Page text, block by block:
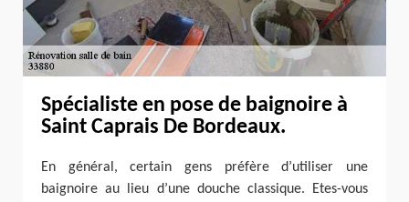
Spécialiste en pose de baignoire à
Saint Caprais De Bordeaux.
En général, certain gens préfère d’utiliser une
baignoire au lieu d’une douche classique. Etes-vous